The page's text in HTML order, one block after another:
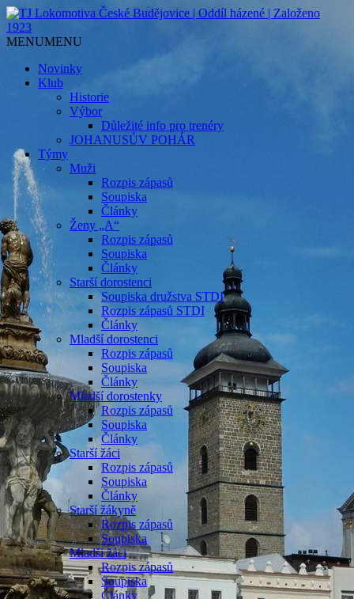
TJ Lokomotiva České
Budějovice | Oddíl házené |
Založeno 1923
Jediný házenkářský klub v Českých
Budějovicích, založen 1923.
MENUMENU
Novinky
Klub
Historie
Výbor
Důležité info pro trenéry
JOHANUSŮV POHÁR
Týmy
Muži
Rozpis zápasů
Soupiska
Články
Ženy „A“
Rozpis zápasů
Soupiska
Články
Starší dorostenci
Soupiska družstva STDI
Rozpis zápasů STDI
Články
Mladší dorostenci
Rozpis zápasů
Soupiska
Články
Mladší dorostenky
Rozpis zápasů
Soupiska
Články
Starší žáci
Rozpis zápasů
Soupiska
Články
Starší žákyně
Rozpis zápasů
Soupiska
Mladší žáci
Rozpis zápasů
Soupiska
Články